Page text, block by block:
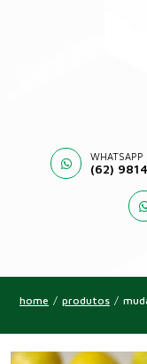
WHATSAPP
(62)
home / produtos /